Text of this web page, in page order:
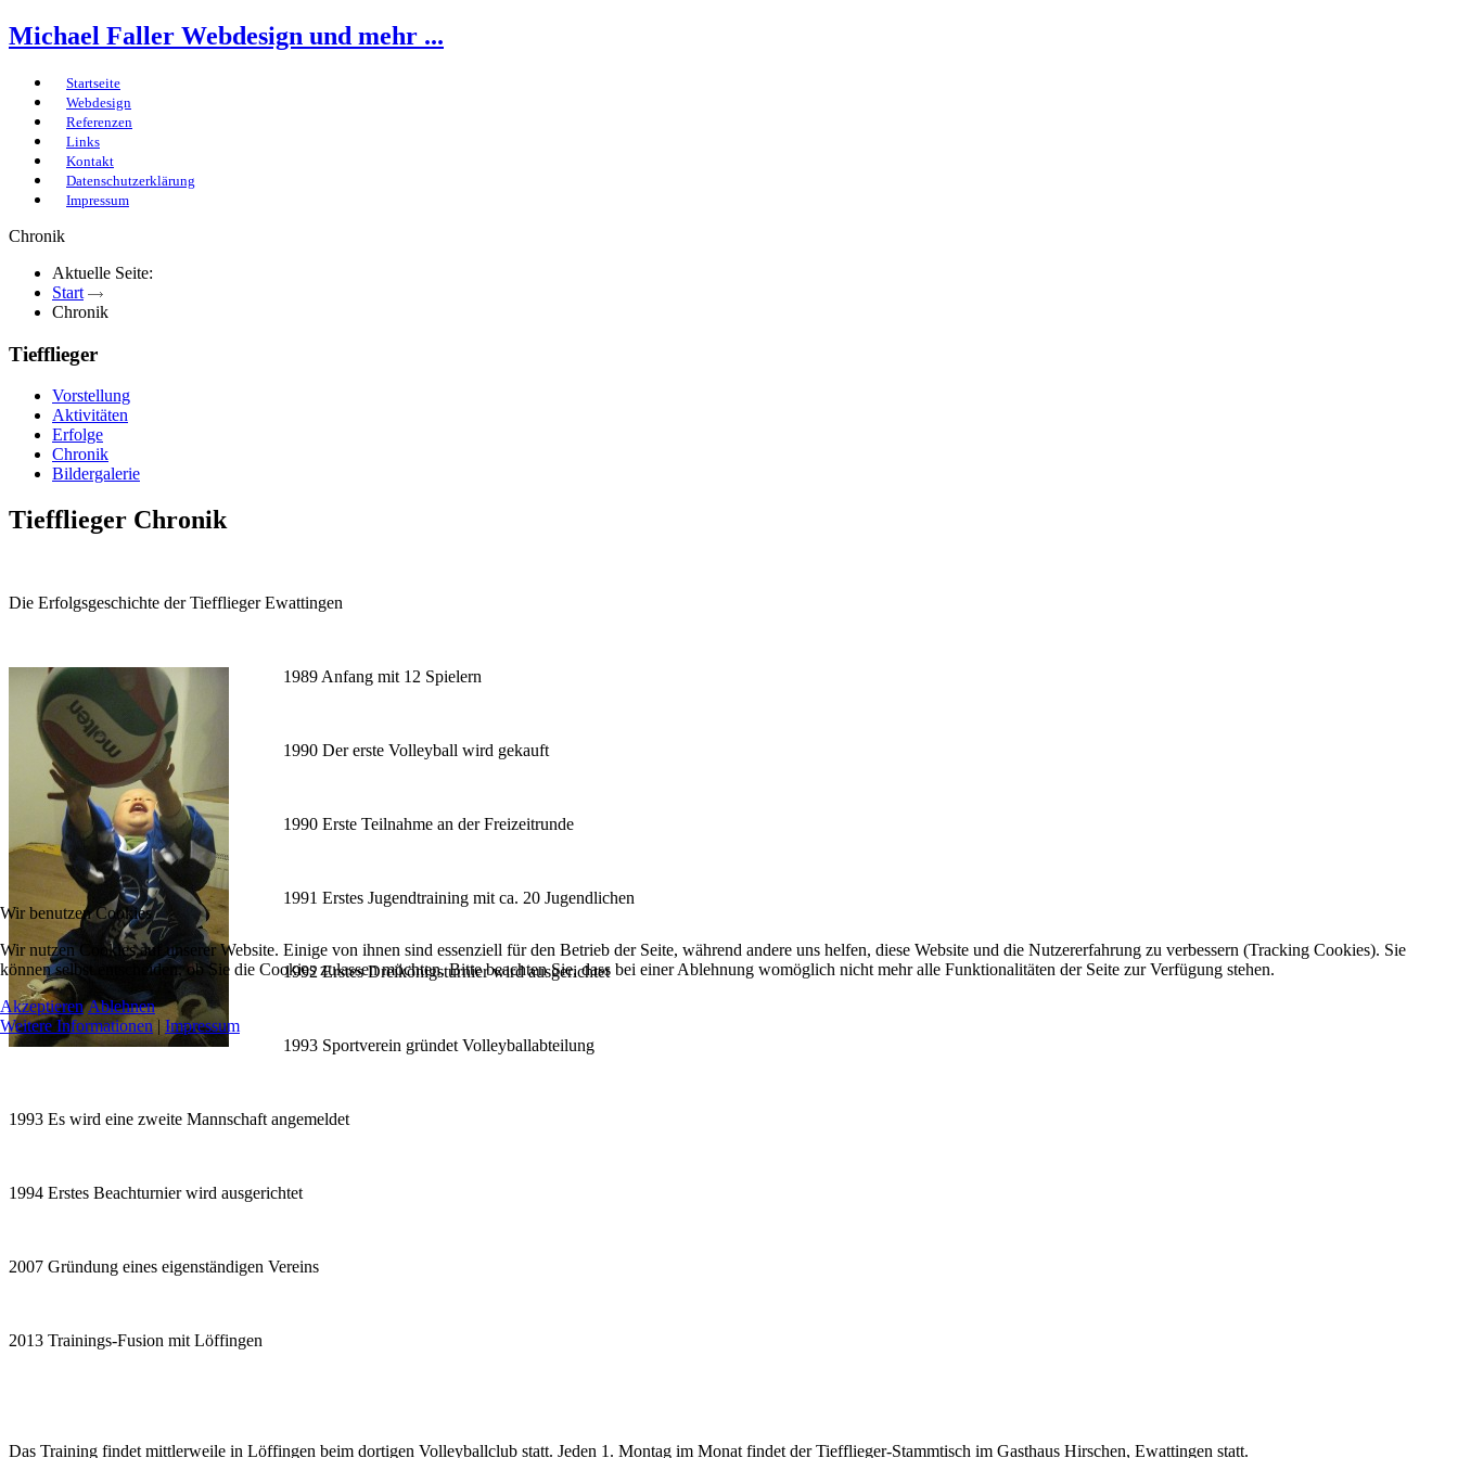
Michael Faller Webdesign und mehr ...
Startseite
Webdesign
Referenzen
Links
Kontakt
Datenschutzerklärung
Impressum
Chronik
Aktuelle Seite:
Start
Chronik
Tiefflieger
Vorstellung
Aktivitäten
Erfolge
Chronik
Bildergalerie
Tiefflieger Chronik
Die Erfolgsgeschichte der Tiefflieger Ewattingen
1989 Anfang mit 12 Spielern
1990 Der erste Volleyball wird gekauft
1990 Erste Teilnahme an der Freizeitrunde
1991 Erstes Jugendtraining mit ca. 20 Jugendlichen
1992 Erstes Dreikönigsturnier wird ausgerichtet
1993 Sportverein gründet Volleyballabteilung
1993 Es wird eine zweite Mannschaft angemeldet
1994 Erstes Beachturnier wird ausgerichtet
2007 Gründung eines eigenständigen Vereins
2013 Trainings-Fusion mit Löffingen
Das Training findet mittlerweile in Löffingen beim dortigen Volleyballclub statt. Jeden 1. Montag im Monat findet der Tiefflieger-Stammtisch im Gasthaus Hirschen, Ewattingen statt.
Wir benutzen Cookies
Wir nutzen Cookies auf unserer Website. Einige von ihnen sind essenziell für den Betrieb der Seite, während andere uns helfen, diese Website und die Nutzererfahrung zu verbessern (Tracking Cookies). Sie
können selbst entscheiden, ob Sie die Cookies zulassen möchten. Bitte beachten Sie, dass bei einer Ablehnung womöglich nicht mehr alle Funktionalitäten der Seite zur Verfügung stehen.
Akzeptieren Ablehnen
Weitere Informationen | Impressum